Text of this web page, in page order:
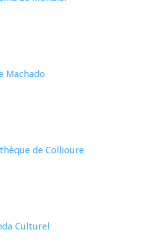
Machado
de Collioure
Culturel